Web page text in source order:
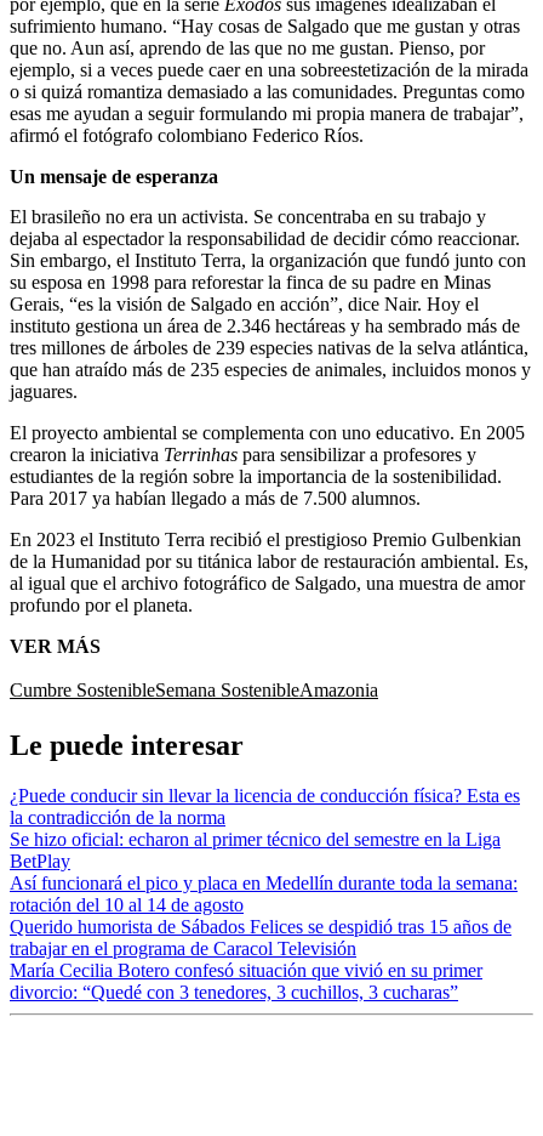
sufrimiento humano. “Hay cosas de Salgado que me gustan y otras
que no. Aun así, aprendo de las que no me gustan. Pienso, por
ejemplo, si a veces puede caer en una sobreestetización de la mirada
o si quizá romantiza demasiado a las comunidades. Preguntas como
esas me ayudan a seguir formulando mi propia manera de trabajar”,
afirmó el fotógrafo colombiano Federico Ríos.
Un mensaje de esperanza
El brasileño no era un activista. Se concentraba en su trabajo y
dejaba al espectador la responsabilidad de decidir cómo reaccionar.
Sin embargo, el Instituto Terra, la organización que fundó junto con
su esposa en 1998 para reforestar la finca de su padre en Minas
Gerais, “es la visión de Salgado en acción”, dice Nair. Hoy el
instituto gestiona un área de 2.346 hectáreas y ha sembrado más de
tres millones de árboles de 239 especies nativas de la selva atlántica,
que han atraído más de 235 especies de animales, incluidos monos y
jaguares.
El proyecto ambiental se complementa con uno educativo. En 2005
crearon la iniciativa Terrinhas para sensibilizar a profesores y
estudiantes de la región sobre la importancia de la sostenibilidad.
Para 2017 ya habían llegado a más de 7.500 alumnos.
En 2023 el Instituto Terra recibió el prestigioso Premio Gulbenkian
de la Humanidad por su titánica labor de restauración ambiental. Es,
al igual que el archivo fotográfico de Salgado, una muestra de amor
profundo por el planeta.
VER MÁS
Cumbre SostenibleSemana SostenibleAmazonia
Le puede interesar
¿Puede conducir sin llevar la licencia de conducción física? Esta es
la contradicción de la norma
Se hizo oficial: echaron al primer técnico del semestre en la Liga
BetPlay
Así funcionará el pico y placa en Medellín durante toda la semana:
rotación del 10 al 14 de agosto
Querido humorista de Sábados Felices se despidió tras 15 años de
trabajar en el programa de Caracol Televisión
María Cecilia Botero confesó situación que vivió en su primer
divorcio: “Quedé con 3 tenedores, 3 cuchillos, 3 cucharas”